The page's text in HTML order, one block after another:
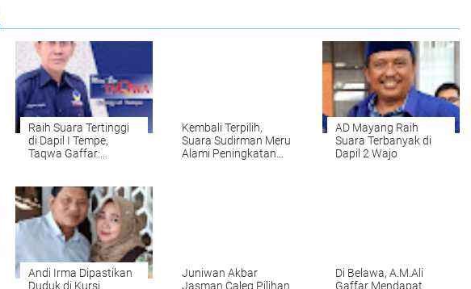
Raih Suara Tertinggi
di Dapil I Tempe,
Taqwa Gaffar:
Kembali Terpilih,
Suara Sudirman Meru
Alami Peningkatan
AD Mayang Raih
Suara Terbanyak di
Dapil 2 Wajo
Andi Irma Dipastikan
Duduk di Kursi
Juniwan Akbar
Jasman Caleg Pilihan
Di Belawa, A.M.Ali
Gaffar Mendapat